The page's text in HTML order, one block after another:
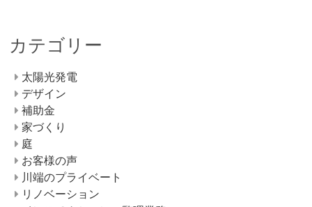
カテゴリー
太陽光発電
デザイン
補助金
家づくり
庭
お客様の声
川端のプライベート
リノベーション